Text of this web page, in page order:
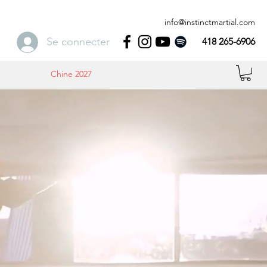
Se connecter
info@instinctmartial.com
418 265-6906
Chine 2027